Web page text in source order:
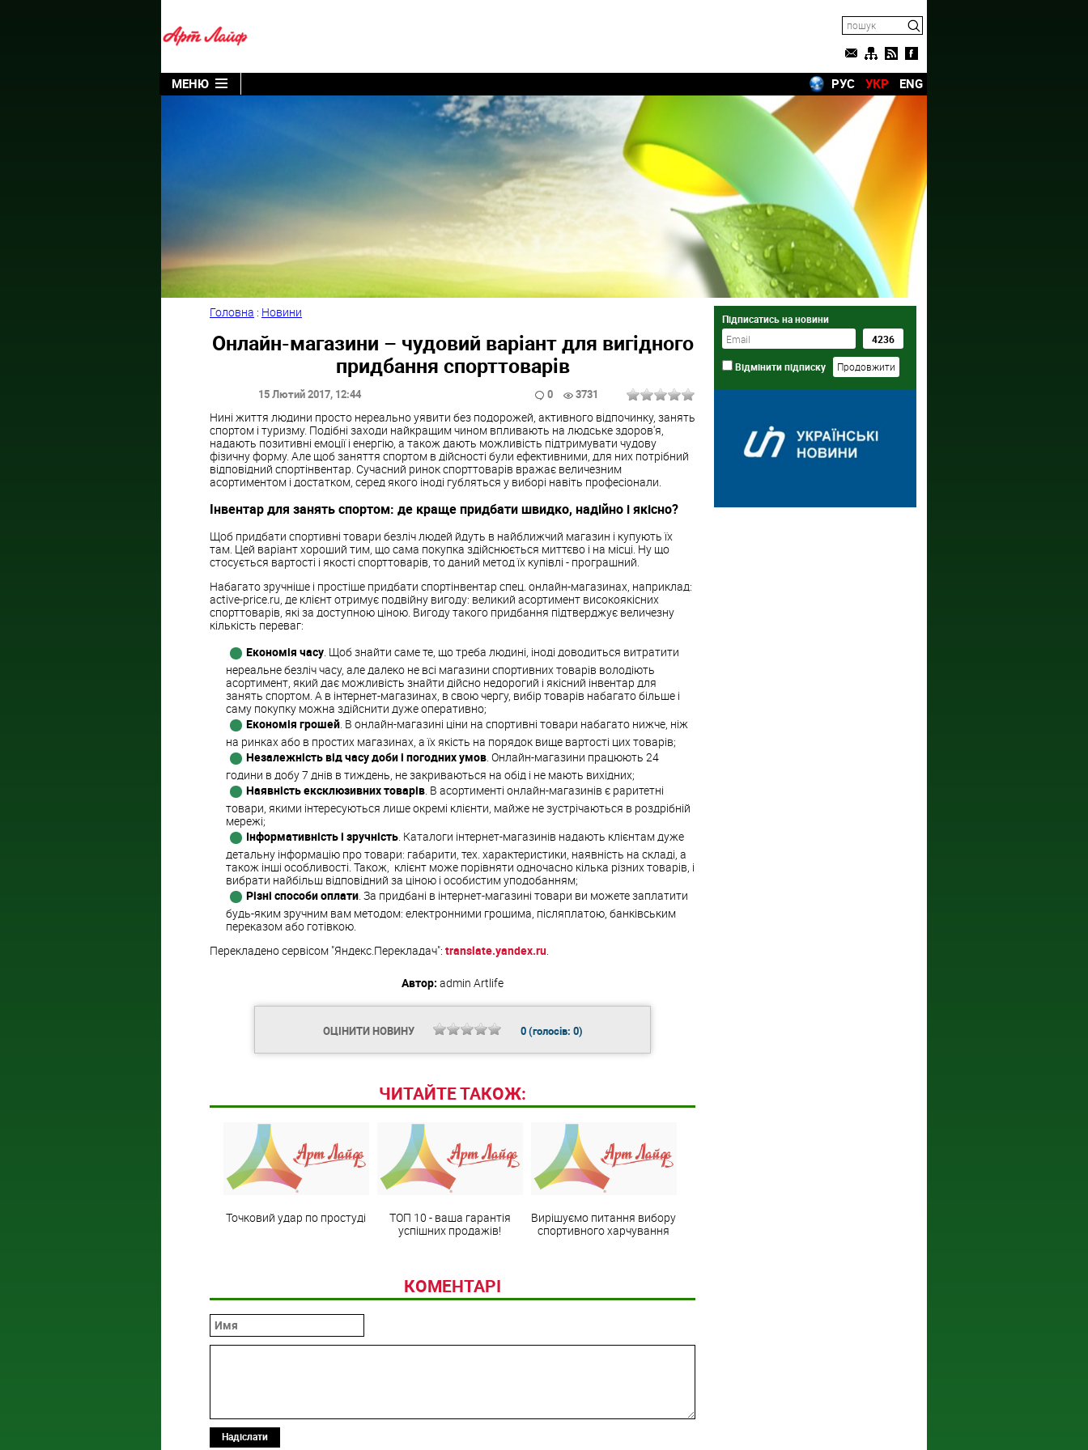
МЕНЮ РУС УКР ENG
Головна : Новини
Онлайн-магазини – чудовий варіант для вигідного
придбання спорттоварів
15 Лютий 2017, 12:44 0 3731
Нині життя людини просто нереально уявити без подорожей, активного відпочинку, занять
спортом і туризму. Подібні заходи найкращим чином впливають на людське здоров'я,
надають позитивні емоції і енергію, а також дають можливість підтримувати чудову
фізичну форму. Але щоб заняття спортом в дійсності були ефективними, для них потрібний
відповідний спортінвентар. Сучасний ринок спорттоварів вражає величезним
асортиментом і достатком, серед якого іноді губляться у виборі навіть професіонали.
Інвентар для занять спортом: де краще придбати швидко, надійно і якісно?
Щоб придбати спортивні товари безліч людей йдуть в найближчий магазин і купують їх
там. Цей варіант хороший тим, що сама покупка здійснюється миттєво і на місці. Ну що
стосується вартості і якості спорттоварів, то даний метод їх купівлі - програшний.
Набагато зручніше і простіше придбати спортінвентар спец. онлайн-магазинах, наприклад:
active-price.ru, де клієнт отримує подвійну вигоду: великий асортимент високоякісних
спорттоварів, які за доступною ціною. Вигоду такого придбання підтверджує величезну
кількість переваг:
Економія часу. Щоб знайти саме те, що треба людині, іноді доводиться витратити
нереальне безліч часу, але далеко не всі магазини спортивних товарів володіють
асортимент, який дає можливість знайти дійсно недорогий і якісний інвентар для
занять спортом. А в інтернет-магазинах, в свою чергу, вибір товарів набагато більше і
саму покупку можна здійснити дуже оперативно;
Економія грошей. В онлайн-магазині ціни на спортивні товари набагато нижче, ніж
на ринках або в простих магазинах, а їх якість на порядок вище вартості цих товарів;
Незалежність від часу доби і погодних умов. Онлайн-магазини працюють 24
години в добу 7 днів в тиждень, не закриваються на обід і не мають вихідних;
Наявність ексклюзивних товарів. В асортименті онлайн-магазинів є раритетні
товари, якими інтересуються лише окремі клієнти, майже не зустрічаються в роздрібній
мережі;
Інформативність і зручність. Каталоги інтернет-магазинів надають клієнтам дуже
детальну інформацію про товари: габарити, тех. характеристики, наявність на складі, а
також інші особливості. Також, клієнт може порівняти одночасно кілька різних товарів, і
вибрати найбільш відповідний за ціною і особистим уподобанням;
Різні способи оплати. За придбані в інтернет-магазині товари ви можете заплатити
будь-яким зручним вам методом: електронними грошима, післяплатою, банківським
переказом або готівкою.
Перекладено сервісом "Яндекс.Перекладач": translate.yandex.ru
Автор: admin Artlife
ОЦІНИТИ НОВИНУ 0(голосів: 0)
ЧИТАЙТЕ ТАКОЖ:
Точковий удар по простуді
ТОП 10 - ваша гарантія
успішних продажів!
Вирішуємо питання вибору
спортивного харчування
КОМЕНТАРІ
Надіслати
Підписатись на новини
Відмінити підписку